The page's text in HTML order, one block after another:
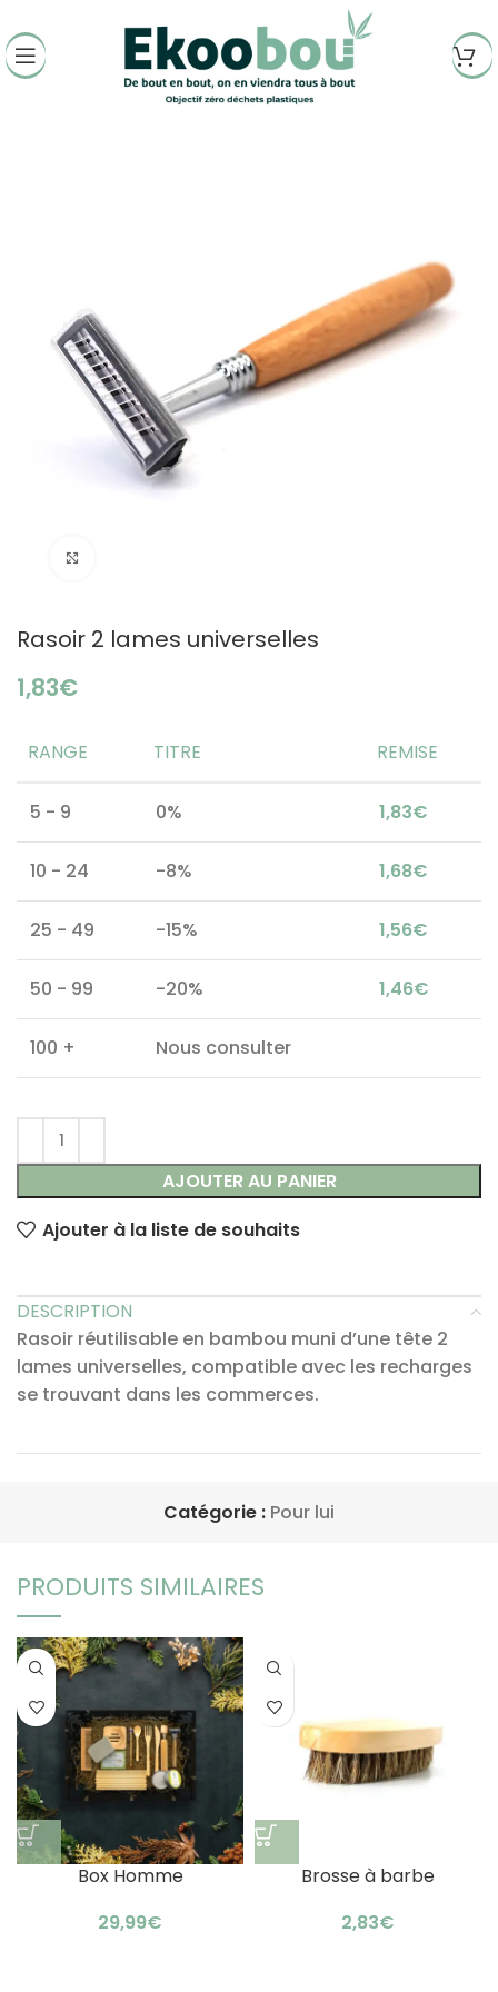
Rasoir 2 lames universelles
€
RANGE TITRE REMISE
5 - 9 0% 1,83€
10 - 24 -8% 1,68€
25 - 49 -15% 1,56€
50 - 99 -20% 1,46€
100 + Nous consulter
AJOUTER AU PANIER
Ajouter à la liste de souhaits
DESCRIPTION
Rasoir réutilisable en bambou muni d’une tête 2
lames universelles, compatible avec les recharges
se trouvant dans les commerces.
Catégorie : Pour lui
PRODUITS SIMILAIRES
Box Homme
€
Brosse à barbe
€